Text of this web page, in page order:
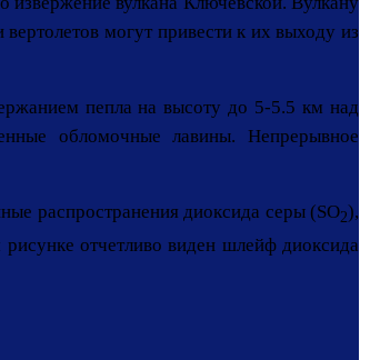
могут привести к их выходу из
пепла на высоту до 5-5.5 км над
обломочные лавины. Непрерывное
распространения диоксида серы (SO2),
отчетливо виден шлейф диоксида